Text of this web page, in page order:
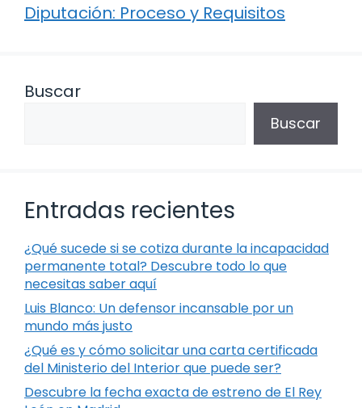
Diputación: Proceso y Requisitos
Buscar
Buscar
Entradas recientes
¿Qué sucede si se cotiza durante la incapacidad
permanente total? Descubre todo lo que
necesitas saber aquí
Luis Blanco: Un defensor incansable por un
mundo más justo
¿Qué es y cómo solicitar una carta certificada
del Ministerio del Interior que puede ser?
Descubre la fecha exacta de estreno de El Rey